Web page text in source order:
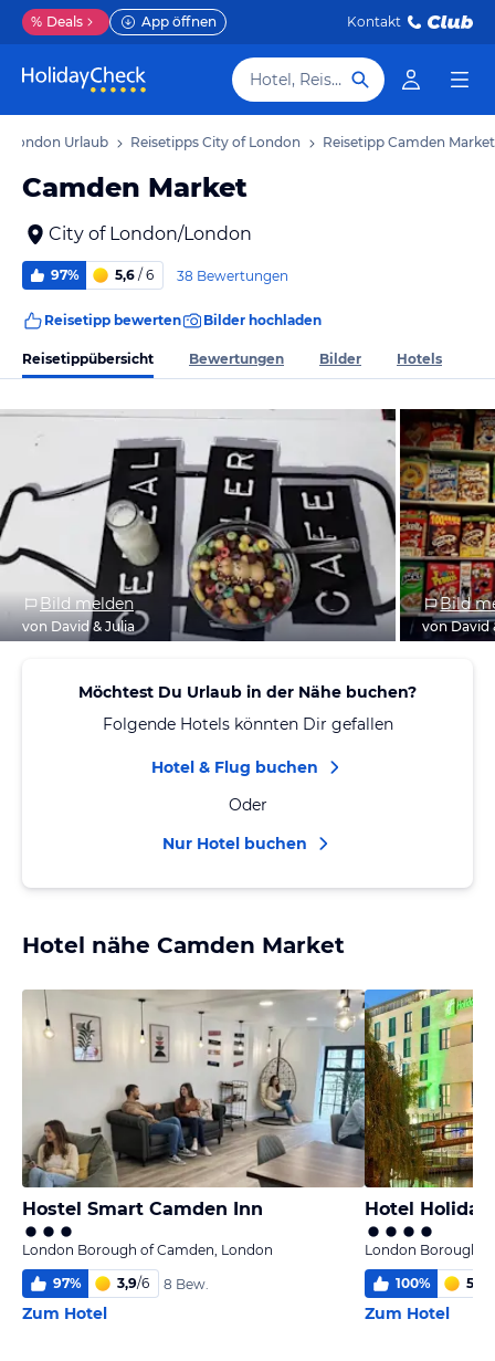
% Deals App öffnen Kontakt
Hotel, Reiseziel
London Urlaub Reisetipps City of London Reisetipp Camden Market
Camden Market
City of London/London
97% 5,6 / 6 38 Bewertungen
Reisetipp bewerten Bilder hochladen
Reisetippübersicht Bewertungen Bilder Hotels
Bild melden
von David & Julia
Bild
von David
Möchtest Du Urlaub in der Nähe buchen?
Folgende Hotels könnten Dir gefallen
Hotel & Flug buchen
Oder
Nur Hotel buchen
Hotel nähe Camden Market
Hostel Smart Camden Inn
London Borough of Camden, London
97% 3,9/6 8 Bew.
Zum Hotel
Hotel
London Borough
100% 5,5
Zum Hotel